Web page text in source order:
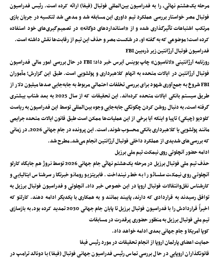
مرحله یک‌هشتم نهائی، را به فدراسیون بین‌المللی فوتبال (فیفا) ارائه کرده است. رئیس فدراسیون
فوتبال مصر خواستار بررسی عملکرد تیم داوری این مسابقه شد و مدعی شد لتکسیه در جریان بازی
مرتکب اشتباهات تأثیرگذاری شده و از «استانداردهای دوگانه» در تصمیم‌گیری‌های خود استفاده
کرده است؛ موضوعی که به گفته او، در شکست مصر و حذف این تیم از رقابت‌ها نقش داشته است.
فدراسیون فوتبال آرژانتین زیر ذره‌بین FBI
روزنامه آرژانتینی «لاناسیون» چاپ بوینس آیرس خبر داد؛ FBI در حال بررسی امور مالی فدراسیون
فوتبال آرژانتین در ایالات متحده به اتهام کلاهبرداری و پولشویی است. طبق این گزارش؛ مأموران
FBI شروع به جمع‌آوری شهود برای بررسی تخلفات احتمالی مربوط به جابه‌جایی صدها میلیون دلار از
طریق سیستم بانکی ایالات متحده کرده‌اند. این تحقیقات که از سال 2025 به بعد شتاب بیشتری
گرفته است، به دنبال روشن کردن چگونگی جابه‌جایی وجوه بین‌المللی توسط این فدراسیون به ریاست
کلودیو (چیکی) تاپیا و اینکه آیا برخی از این عملیات‌ها ممکن است طبق قانون ایالات متحده جرایمی
مانند پولشویی یا کلاهبرداری بانکی محسوب شوند، است. این پرونده در جام جهانی 2026، در زمانی
که بررسی‌های شدیدی از عملکرد داخلی فوتبال آرژانتین انجام می‌شد، مطرح شد.
ادامه حضور آنچلوتی روی نیمکت تیم ملی برزیل
حذف تیم ملی فوتبال برزیل در مرحله یک‌هشتم نهائی جام جهانی 2026 توسط نروژ هم جایگاه کارلو
آنچلوتی روی نیمکت سلسائو را به خطر نینداخت. فابریتزیو رومانو خبرنگار سرشناس ایتالیایی و
کارشناس نقل‌وانتقالات فوتبال اروپا در این خصوص خبر داد، آنچلوتی و فدراسیون فوتبال برزیل به
توافق رسیدند به قراردادی که دارند، پایبند بمانند و به همکاری با یکدیگر ادامه دهند. کارلتو که
اخیراً قراردادش را با فدراسیون فوتبال برزیل تا پایان جام جهانی 2030 تمدید کرده بود، به بازسازی
تیم ملی فوتبال برزیل به منظور حضوری پرقدرت در مسابقات
کوپا آمریکا و جام جهانی بعدی ادامه خواهد داد.
حمایت اعضای پارلمان اروپا از انجام تحقیقات در مورد رئیس فیفا
قانونگذاران اروپایی در حال بررسی تماس رئیس فدراسیون جهانی فوتبال (فیفا) با دونالد ترامپ در